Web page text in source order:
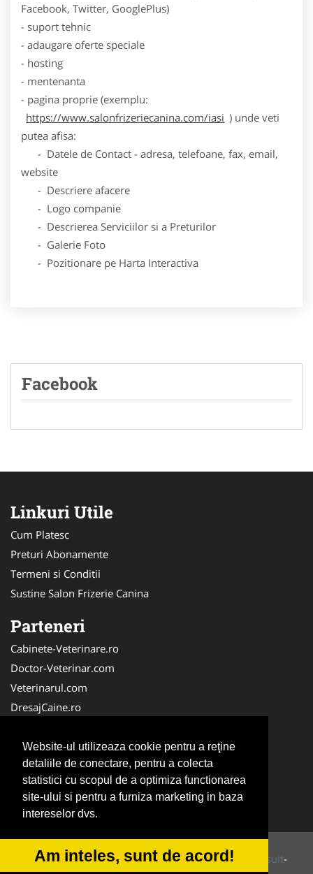
Website-ul utilizeaza cookie pentru a reţine
detaliile de conectare, pentru a colecta
statistici cu scopul de a optimiza functionarea
site-ului si pentru a furniza marketing in baza
intereselor dvs.
Am inteles, sunt de acord!
Facebook, Twitter, GooglePlus)
- suport tehnic
- adaugare oferte speciale
- hosting
- mentenanta
- pagina proprie (exemplu:
https://www.salonfrizeriecanina.com/iasi ) unde veti
putea afisa:
- Datele de Contact - adresa, telefoane, fax, email,
website
- Descriere afacere
- Logo companie
- Descrierea Serviciilor si a Preturilor
- Galerie Foto
- Pozitionare pe Harta Interactiva
Facebook
Linkuri Utile
Cum Platesc
Preturi Abonamente
Termeni si Conditii
Sustine Salon Frizerie Canina
Parteneri
Cabinete-Veterinare.ro
Doctor-Veterinar.com
Veterinarul.com
DresajCaine.ro
NonStopDeschis.ro
Dresaj-Caine.ro
Clinica-Privata.ro
Veterinar-Romania.ro
© 2014-2026 Powered byVilonMedia&Tokaido Consult-